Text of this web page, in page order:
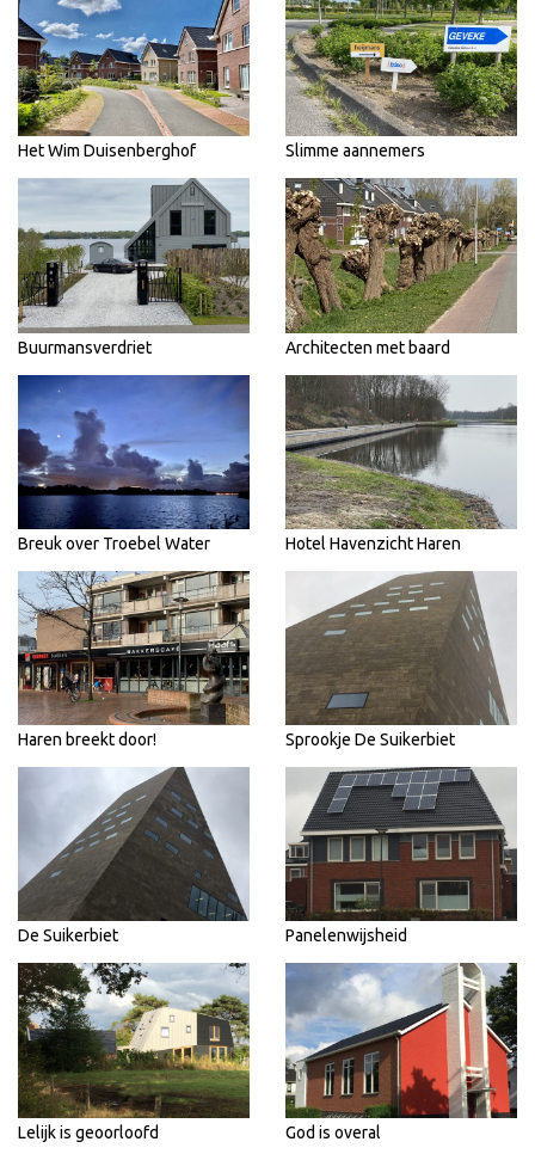
Het Wim Duisenberghof Slimme aannemers
Buurmansverdriet Architecten met baard
Breuk over Troebel Water Hotel Havenzicht Haren
Haren breekt door! Sprookje De Suikerbiet
De Suikerbiet Panelenwijsheid
Lelijk is geoorloofd God is overal